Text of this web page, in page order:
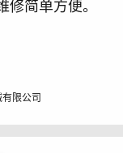
简单方便。
限公司